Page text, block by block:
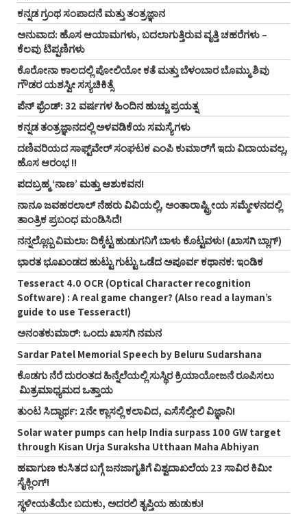
ಕನ್ನಡ ಗ್ರಂಥ ಸಂಪಾದನೆ ಮತ್ತು ತಂತ್ರಜ್ಞಾನ
ಅನುವಾದ: ಹೊಸ ಆಯಾಮಗಳು, ಬದಲಾಗುತ್ತಿರುವ ವೃತ್ತಿ ಚಹರೆಗಳು –
ಕೆಲವು ಟಿಪ್ಪಣಿಗಳು
ಕೊರೋನಾ ಕಾಲದಲ್ಲಿ ಪೋಲಿಯೋ ಕತೆ ಮತ್ತು ಬೆಳಂಬಾರ ಬೊಮ್ಮು ಶಿವು
ಗೌಡರ ಯಶಸ್ವೀ ಸಸ್ಯಚಿಕಿತ್ಸೆ
ಪೆನ್‌ ಫ್ರೆಂಡ್‌: 32 ವರ್ಷಗಳ ಹಿಂದಿನ ಹುಚ್ಚು ಪ್ರಯತ್ನ
ಕನ್ನಡ ತಂತ್ರಜ್ಞಾನದಲ್ಲಿ ಅಳವಡಿಕೆಯ ಸಮಸ್ಯೆಗಳು
ದಣಿವರಿಯದ ಸಾಫ್ಟ್‌ವೇರ್‌ ಸಂಘಟಕ ಎಂಪಿ ಕುಮಾರ್‌ಗೆ ಇದು ವಿದಾಯವಲ್ಲ,
ಹೊಸ ಆರಂಭ !!
ಪದಬ್ರಹ್ಮ ‘ನಾಣ’ ಮತ್ತು ಆಶುಕವನ!
ನಾನೂ ಜವಹರಲಾಲ್‌ ನೆಹರು ವಿವಿಯಲ್ಲಿ, ಅಂತಾರಾಷ್ಟ್ರೀಯ ಸಮ್ಮೇಳನದಲ್ಲಿ
ತಾಂತ್ರಿಕ ಪ್ರಬಂಧ ಮಂಡಿಸಿದೆ!
ನನ್ನಲ್ಲೊಬ್ಬ ವಿಮಲಾ: ದಿಕ್ಕೆಟ್ಟ ಹುಡುಗನಿಗೆ ಬಾಳು ಕೊಟ್ಟವಳು! (ಖಾಸಗಿ ಬ್ಲಾಗ್‌)
ಭಾರತ ಭೂಖಂಡದ ಹುಟ್ಟು ಗುಟ್ಟು ಒಡೆದ ಅಪೂರ್ವ ಕಥಾನಕ: ಇಂಡಿಕ
Tesseract 4.0 OCR (Optical Character recognition
Software) : A real game changer? (Also read a layman’s
guide to use Tesseract!)
ಅನಂತಕುಮಾರ್‌: ಒಂದು ಖಾಸಗಿ ನಮನ
Sardar Patel Memorial Speech by Beluru Sudarshana
ಕೊಡಗು ನೆರೆ ದುರಂತದ ಹಿನ್ನೆಲೆಯಲ್ಲಿ ಸುಸ್ಥಿರ ಕ್ರಿಯಾಯೋಜನೆ ರೂಪಿಸಲು
ಮಿತ್ರಮಾಧ್ಯಮದ ಒತ್ತಾಯ
ತುಂಟ ಸಿದ್ಧಾರ್ಥ: 2ನೇ ಕ್ಲಾಸಲ್ಲಿ ಕಲಾವಿದ, ಎಸೆಸೆಲ್ಸೀಲಿ ವಿಜ್ಞಾನಿ!
Solar water pumps can help India surpass 100 GW target
through Kisan Urja Suraksha Utthaan Maha Abhiyan
ಹವಾಗುಣ ಕುಸಿತದ ಬಗ್ಗೆ ಜನಜಾಗೃತಿಗೆ ವಿಶ್ವದಾಖಲೆಯ 23 ಸಾವಿರ ಕಿಮೀ
ಸೈಕ್ಲಿಂಗ್‌!
ಸ್ಥಳೀಯತೆಯೇ ಬದುಕು, ಅದರಲಿ ತೃಪ್ತಿಯ ಹುಡುಕು!